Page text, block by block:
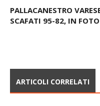
PALLACANESTRO
SCAFATI 95-82, IN FOTO
ARTICOLI CORRELATI